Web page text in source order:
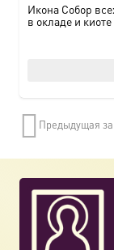
Икона Собор
в окладе и
Предыдущая